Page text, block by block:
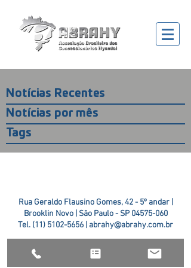
Notícias Recentes
Notícias por mês
Tags
Rua Geraldo Flausino Gomes, 42 - 5º andar |
Brooklin Novo | São Paulo - SP 04575-060
Tel. (11) 5102-5656 abrahy@abrahy.com.br
©2018 ABRAHY. criado pela TR2 Art + Design